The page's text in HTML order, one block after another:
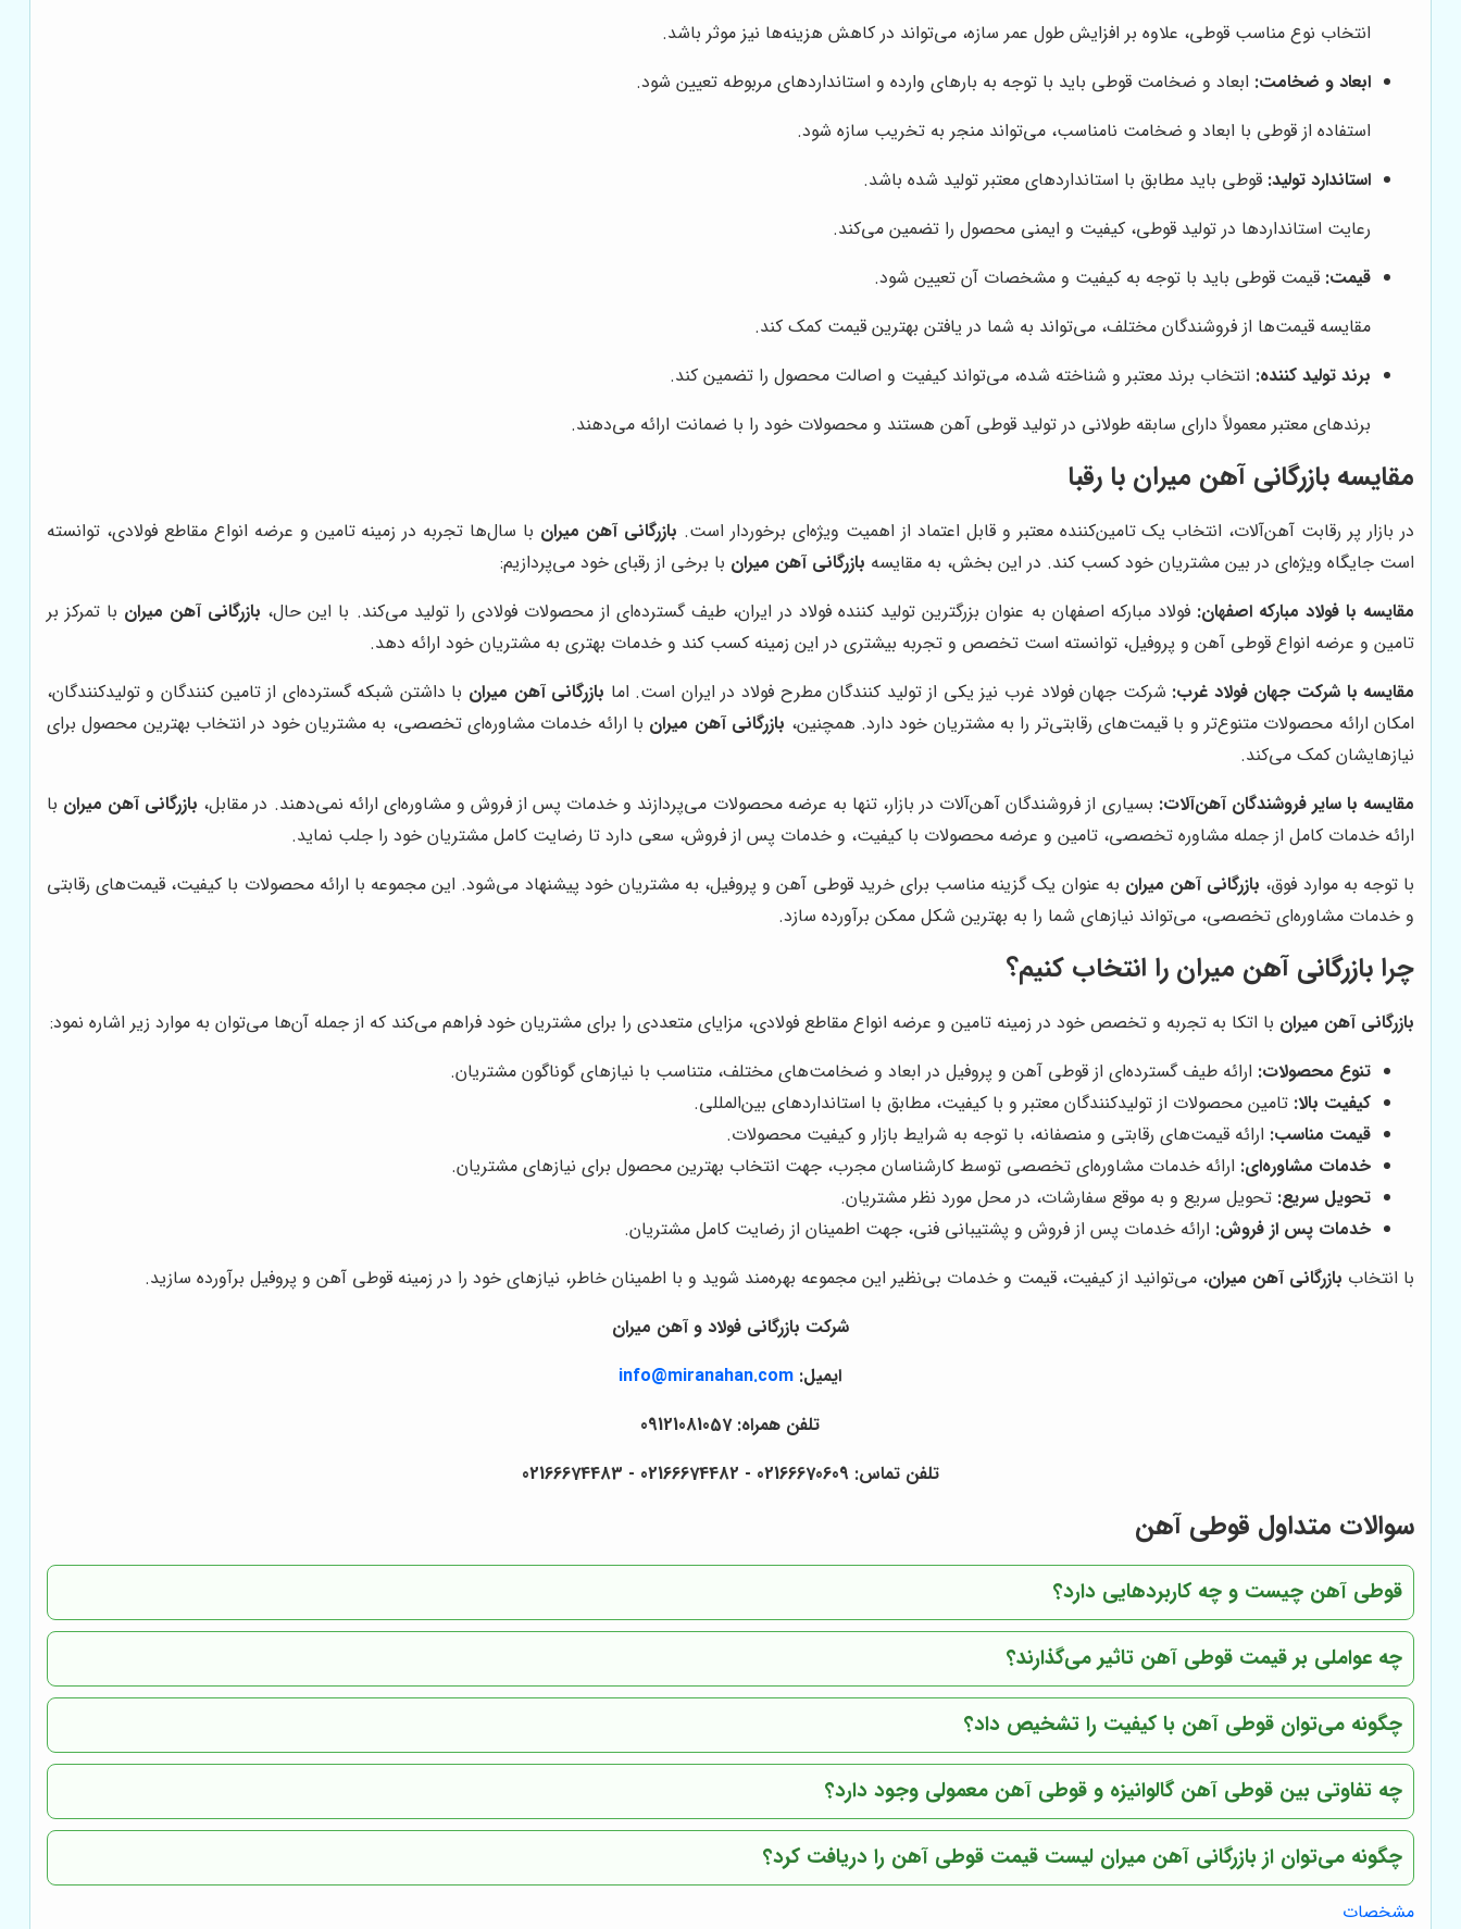
انتخاب نوع مناسب قوطی، علاوه بر افزایش طول عمر سازه، می‌تواند در کاهش هزینه‌ها نیز موثر باشد.
ابعاد و ضخامت: ابعاد و ضخامت قوطی باید با توجه به بارهای وارده و استانداردهای مربوطه تعیین شود.
استفاده از قوطی با ابعاد و ضخامت نامناسب، می‌تواند منجر به تخریب سازه شود.
استاندارد تولید: قوطی باید مطابق با استانداردهای معتبر تولید شده باشد.
رعایت استانداردها در تولید قوطی، کیفیت و ایمنی محصول را تضمین می‌کند.
قیمت: قیمت قوطی باید با توجه به کیفیت و مشخصات آن تعیین شود.
مقایسه قیمت‌ها از فروشندگان مختلف، می‌تواند به شما در یافتن بهترین قیمت کمک کند.
برند تولید کننده: انتخاب برند معتبر و شناخته شده، می‌تواند کیفیت و اصالت محصول را تضمین کند.
برندهای معتبر معمولاً دارای سابقه طولانی در تولید قوطی آهن هستند و محصولات خود را با ضمانت ارائه می‌دهند.
مقایسه بازرگانی آهن میران با رقبا
در بازار پر رقابت آهن‌آلات، انتخاب یک تامین‌کننده معتبر و قابل اعتماد از اهمیت ویژه‌ای برخوردار است. بازرگانی آهن میران با سال‌ها تجربه در زمینه تامین و عرضه انواع مقاطع فولادی، توانسته
است جایگاه ویژه‌ای در بین مشتریان خود کسب کند. در این بخش، به مقایسه بازرگانی آهن میران با برخی از رقبای خود می‌پردازیم:
مقایسه با فولاد مبارکه اصفهان: فولاد مبارکه اصفهان به عنوان بزرگترین تولید کننده فولاد در ایران، طیف گسترده‌ای از محصولات فولادی را تولید می‌کند. با این حال، بازرگانی آهن میران با تمرکز بر
تامین و عرضه انواع قوطی آهن و پروفیل، توانسته است تخصص و تجربه بیشتری در این زمینه کسب کند و خدمات بهتری به مشتریان خود ارائه دهد.
مقایسه با شرکت جهان فولاد غرب: شرکت جهان فولاد غرب نیز یکی از تولید کنندگان مطرح فولاد در ایران است. اما بازرگانی آهن میران با داشتن شبکه گسترده‌ای از تامین کنندگان و تولیدکنندگان،
امکان ارائه محصولات متنوع‌تر و با قیمت‌های رقابتی‌تر را به مشتریان خود دارد. همچنین، بازرگانی آهن میران با ارائه خدمات مشاوره‌ای تخصصی، به مشتریان خود در انتخاب بهترین محصول برای
نیازهایشان کمک می‌کند.
مقایسه با سایر فروشندگان آهن‌آلات: بسیاری از فروشندگان آهن‌آلات در بازار، تنها به عرضه محصولات می‌پردازند و خدمات پس از فروش و مشاوره‌ای ارائه نمی‌دهند. در مقابل، بازرگانی آهن میران با
ارائه خدمات کامل از جمله مشاوره تخصصی، تامین و عرضه محصولات با کیفیت، و خدمات پس از فروش، سعی دارد تا رضایت کامل مشتریان خود را جلب نماید.
با توجه به موارد فوق، بازرگانی آهن میران به عنوان یک گزینه مناسب برای خرید قوطی آهن و پروفیل، به مشتریان خود پیشنهاد می‌شود. این مجموعه با ارائه محصولات با کیفیت، قیمت‌های رقابتی
و خدمات مشاوره‌ای تخصصی، می‌تواند نیازهای شما را به بهترین شکل ممکن برآورده سازد.
چرا بازرگانی آهن میران را انتخاب کنیم؟
بازرگانی آهن میران با اتکا به تجربه و تخصص خود در زمینه تامین و عرضه انواع مقاطع فولادی، مزایای متعددی را برای مشتریان خود فراهم می‌کند که از جمله آن‌ها می‌توان به موارد زیر اشاره نمود:
تنوع محصولات: ارائه طیف گسترده‌ای از قوطی آهن و پروفیل در ابعاد و ضخامت‌های مختلف، متناسب با نیازهای گوناگون مشتریان.
کیفیت بالا: تامین محصولات از تولیدکنندگان معتبر و با کیفیت، مطابق با استانداردهای بین‌المللی.
قیمت مناسب: ارائه قیمت‌های رقابتی و منصفانه، با توجه به شرایط بازار و کیفیت محصولات.
خدمات مشاوره‌ای: ارائه خدمات مشاوره‌ای تخصصی توسط کارشناسان مجرب، جهت انتخاب بهترین محصول برای نیازهای مشتریان.
تحویل سریع: تحویل سریع و به موقع سفارشات، در محل مورد نظر مشتریان.
خدمات پس از فروش: ارائه خدمات پس از فروش و پشتیبانی فنی، جهت اطمینان از رضایت کامل مشتریان.
با انتخاب بازرگانی آهن میران، می‌توانید از کیفیت، قیمت و خدمات بی‌نظیر این مجموعه بهره‌مند شوید و با اطمینان خاطر، نیازهای خود را در زمینه قوطی آهن و پروفیل برآورده سازید.
شرکت بازرگانی فولاد و آهن میران
ایمیل: info@miranahan.com
تلفن همراه: 09121081057
تلفن تماس: 02166670609 - 02166674482 - 02166674483
سوالات متداول قوطی آهن
قوطی آهن چیست و چه کاربردهایی دارد؟
چه عواملی بر قیمت قوطی آهن تاثیر می‌گذارند؟
چگونه می‌توان قوطی آهن با کیفیت را تشخیص داد؟
چه تفاوتی بین قوطی آهن گالوانیزه و قوطی آهن معمولی وجود دارد؟
چگونه می‌توان از بازرگانی آهن میران لیست قیمت قوطی آهن را دریافت کرد؟
مشخصات